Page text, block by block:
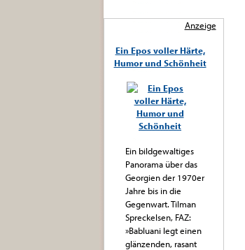
Anzeige
Ein Epos voller Härte,
Humor und Schönheit
Ein bildgewaltiges
Panorama über das
Georgien der 1970er
Jahre bis in die
Gegenwart. Tilman
Spreckelsen, FAZ:
»Babluani legt einen
glänzenden, rasant